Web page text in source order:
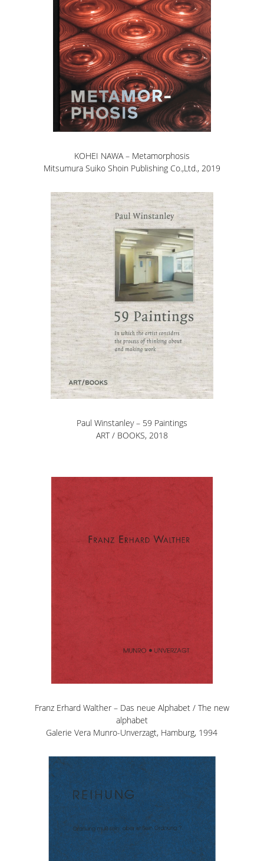
KOHEI NAWA – Metamorphosis
Mitsumura Suiko Shoin Publishing Co.,Ltd., 2019
Paul Winstanley – 59 Paintings
ART / BOOKS, 2018
Franz Erhard Walther – Das neue Alphabet / The new
alphabet
Galerie Vera Munro-Unverzagt, Hamburg, 1994